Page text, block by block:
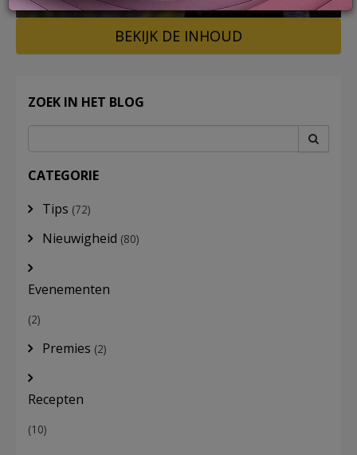
BEKIJK DE INHOUD
ZOEK IN HET BLOG
CATEGORIE
Tips (72)
Nieuwigheid (80)
Evenementen
(2)
Premies (2)
Recepten
(10)